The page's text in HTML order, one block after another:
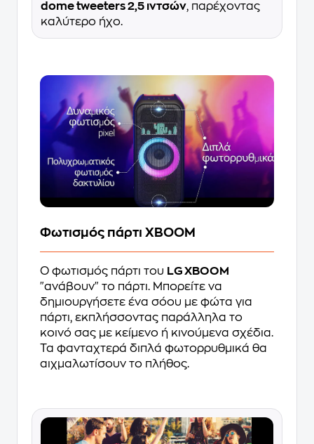
dome tweeters 2,5 ιντσών, παρέχοντας
καλύτερο ήχο.
Φωτισμός πάρτι XBOOM
Ο φωτισμός πάρτι του LG XBOOM
"ανάβουν" το πάρτι. Μπορείτε να
δημιουργήσετε ένα σόου με φώτα για
πάρτι, εκπλήσσοντας παράλληλα το
κοινό σας με κείμενο ή κινούμενα σχέδια.
Τα φανταχτερά διπλά φωτορρυθμικά θα
αιχμαλωτίσουν το πλήθος.